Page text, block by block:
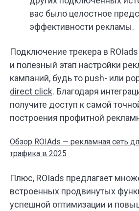
вас было целостное
эффективности рекламы.
Подключение трекера в
и полезный этап настройки
кампаний, будь то push- или
direct click. Благодаря
получите доступ к самой
построения профитной
Обзор ROIAds — рекламная сеть
трафика в 2025
Плюс, ROIads предлагает
встроенных продвинутых
успешной оптимизации и